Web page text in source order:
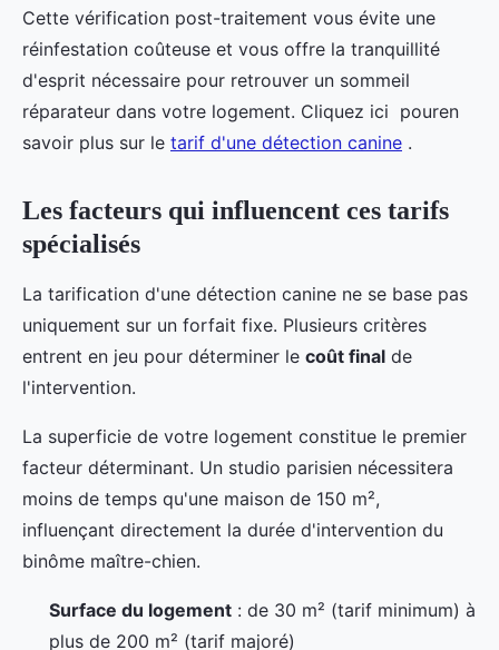
Cette vérification post-traitement vous évite une
réinfestation coûteuse et vous offre la tranquillité
d'esprit nécessaire pour retrouver un sommeil
réparateur dans votre logement. Cliquez ici pouren
savoir plus sur le tarif d'une détection canine .
Les facteurs qui influencent ces tarifs
spécialisés
La tarification d'une détection canine ne se base pas
uniquement sur un forfait fixe. Plusieurs critères
entrent en jeu pour déterminer le coût final de
l'intervention.
La superficie de votre logement constitue le premier
facteur déterminant. Un studio parisien nécessitera
moins de temps qu'une maison de 150 m²,
influençant directement la durée d'intervention du
binôme maître-chien.
Surface du logement : de 30 m² (tarif minimum) à
plus de 200 m² (tarif majoré)